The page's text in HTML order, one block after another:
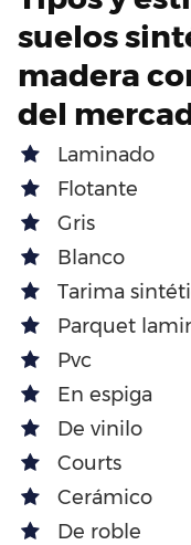
suelos
madera
del
Laminado
Flotante
Gris
Blanco
Tarima
Parquet
Pvc
En espiga
De vinilo
Courts
Cerámico
De roble